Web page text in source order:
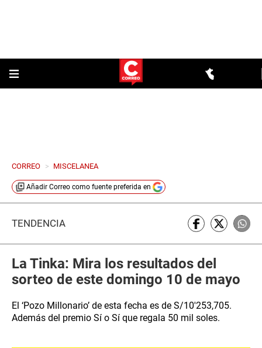
CORREO > MISCELANEA
Añadir Correo como fuente preferida en
TENDENCIA
La Tinka: Mira los resultados del
sorteo de este domingo 10 de mayo
El ‘Pozo Millonario’ de esta fecha es de S/10′253,705.
Además del premio Sí o Sí que regala 50 mil soles.